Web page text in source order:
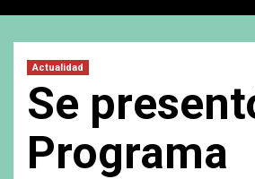
Actualidad
Se
Programa